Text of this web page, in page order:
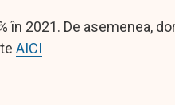
în 2021. De asemenea,
AICI